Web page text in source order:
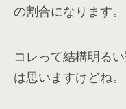
の割合になります。
コレって結構明る
は思いますけどね。